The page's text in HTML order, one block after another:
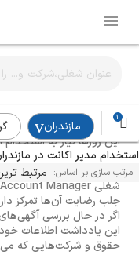
1
مازندران
استخدام مدیر اکانت در
مرتب سازی بر اساس: مرتبط
راهنمای استخدام
این روزها نیاز به
ارتباط میان یک سازمان
جلب رضایت آن‌ها تمرکز
اگر در حال بررسی
این یادداشت اطلاعات
حقوق و شرکت‌هایی که